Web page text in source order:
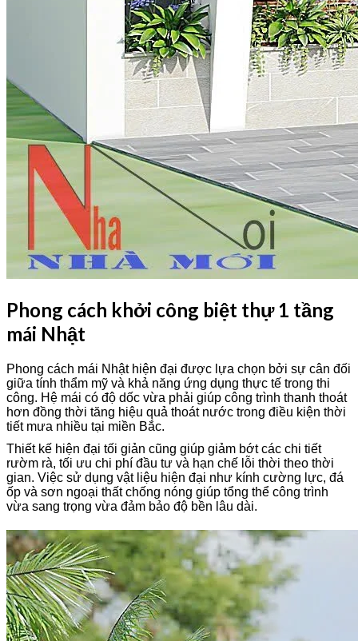
Phong cách khởi công biệt thự 1 tầng
mái Nhật
Phong cách mái Nhật hiện đại được lựa chọn bởi sự cân đối
giữa tính thẩm mỹ và khả năng ứng dụng thực tế trong thi
công. Hệ mái có độ dốc vừa phải giúp công trình thanh thoát
hơn đồng thời tăng hiệu quả thoát nước trong điều kiện thời
tiết mưa nhiều tại miền Bắc.
Thiết kế hiện đại tối giản cũng giúp giảm bớt các chi tiết
rườm rà, tối ưu chi phí đầu tư và hạn chế lỗi thời theo thời
gian. Việc sử dụng vật liệu hiện đại như kính cường lực, đá
ốp và sơn ngoại thất chống nóng giúp tổng thể công trình
vừa sang trọng vừa đảm bảo độ bền lâu dài.